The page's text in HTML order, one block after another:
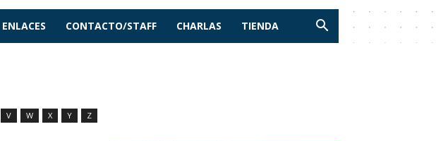
ENLACES CONTACTO/STAFF CHARLAS TIENDA
V W X Y Z